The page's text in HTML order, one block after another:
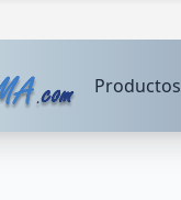
Productos